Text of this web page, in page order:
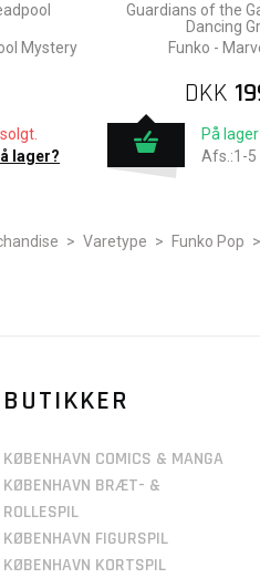
Mystery
lager?
Guardians of the
Dancing
Funko -
DKK
På lager
Afs.:1-5
> Varetype > Funko Pop >
BUTIKKER
KØBENHAVN COMICS & MANGA
KØBENHAVN BRÆT- &
ROLLESPIL
KØBENHAVN FIGURSPIL
KØBENHAVN KORTSPIL